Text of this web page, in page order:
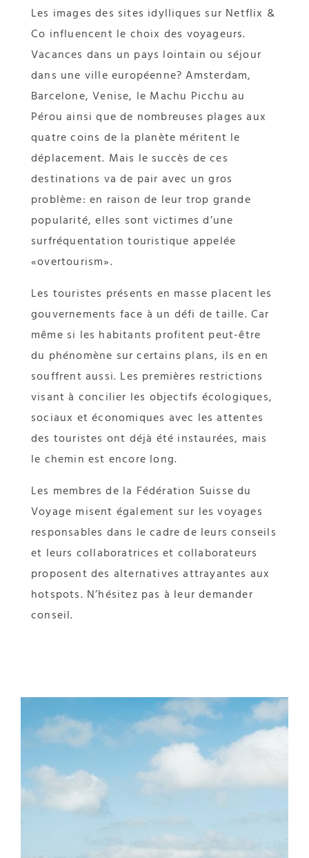
Les images des sites idylliques sur Netflix &
Co influencent le choix des voyageurs.
Vacances dans un pays lointain ou séjour
dans une ville européenne? Amsterdam,
Barcelone, Venise, le Machu Picchu au
Pérou ainsi que de nombreuses plages aux
quatre coins de la planète méritent le
déplacement. Mais le succès de ces
destinations va de pair avec un gros
problème: en raison de leur trop grande
popularité, elles sont victimes d’une
surfréquentation touristique appelée
«overtourism».
Les touristes présents en masse placent les
gouvernements face à un défi de taille. Car
même si les habitants profitent peut-être
du phénomène sur certains plans, ils en en
souffrent aussi. Les premières restrictions
visant à concilier les objectifs écologiques,
sociaux et économiques avec les attentes
des touristes ont déjà été instaurées, mais
le chemin est encore long.
Les membres de la Fédération Suisse du
Voyage misent également sur les voyages
responsables dans le cadre de leurs conseils
et leurs collaboratrices et collaborateurs
proposent des alternatives attrayantes aux
hotspots. N’hésitez pas à leur demander
conseil.